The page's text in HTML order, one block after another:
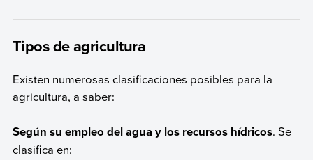
Tipos de agricultura
Existen numerosas clasificaciones posibles para la
agricultura, a saber:
Según su empleo del agua y los recursos hídricos. Se
clasifica en: